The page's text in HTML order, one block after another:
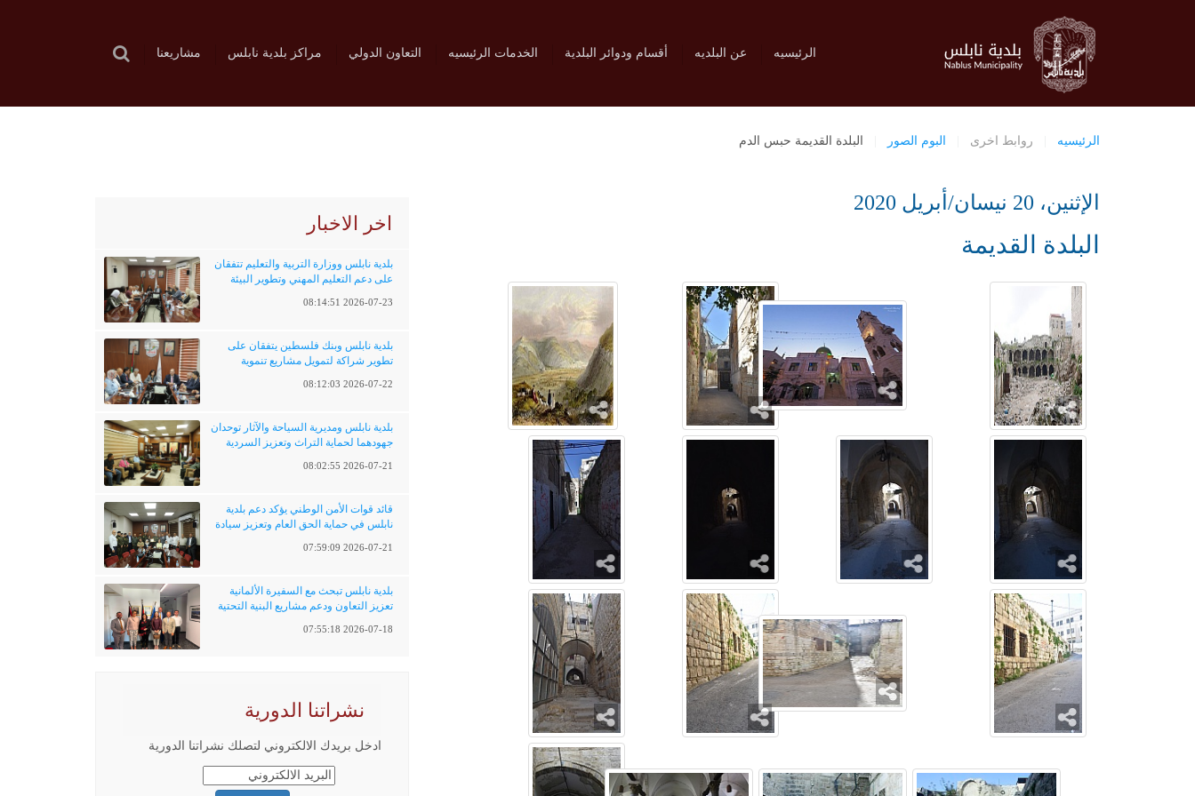
الرئيسيه عن البلديه أقسام ودوائر البلدية الخدمات الرئيسيه التعاون الدولي مراكز بلدية نابلس مشاريعنا
الرئيسيه روابط اخرى البوم الصور البلدة القديمة حبس الدم
اخر الاخبار
بلدية نابلس ووزارة التربية والتعليم تتفقان
على دعم التعليم المهني وتطوير البيئة
2026-07-23 08:14:51
بلدية نابلس وبنك فلسطين يتفقان على
تطوير شراكة لتمويل مشاريع تنموية
2026-07-22 08:12:03
بلدية نابلس ومديرية السياحة والآثار توحدان
جهودهما لحماية التراث وتعزيز السردية
2026-07-21 08:02:55
قائد قوات الأمن الوطني يؤكد دعم بلدية
نابلس في حماية الحق العام وتعزيز سيادة
2026-07-21 07:59:09
بلدية نابلس تبحث مع السفيرة الألمانية
تعزيز التعاون ودعم مشاريع البنية التحتية
2026-07-18 07:55:18
نشراتنا الدورية
ادخل بريدك الالكتروني لتصلك نشراتنا الدورية
الإثنين، 20 نيسان/أبريل 2020
البلدة القديمة